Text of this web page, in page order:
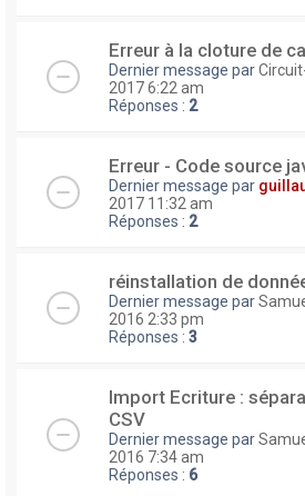
Erreur à la cloture de
Dernier message par
2017 6:22 am
Réponses : 2
Erreur - Code source
Dernier message par
2017 11:32 am
Réponses : 2
réinstallation de
Dernier message par
2016 2:33 pm
Réponses : 3
Import Ecriture :
CSV
Dernier message par
2016 7:34 am
Réponses : 6